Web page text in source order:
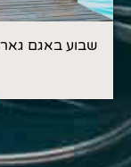
שבוע באגם